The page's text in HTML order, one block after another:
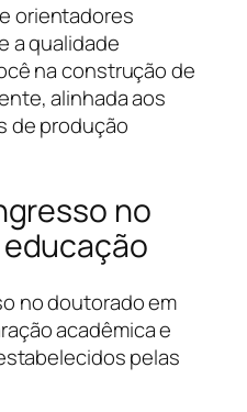
orientadores
a qualidade
na construção de
alinhada aos
de produção
no
no doutorado em
acadêmica e
pelas